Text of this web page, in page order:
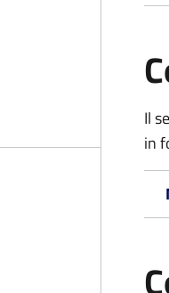
Il
in